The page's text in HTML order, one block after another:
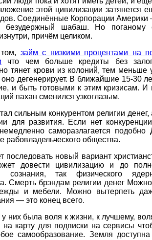
этой цивилизации затянется
Соединённые Корпорации Америки
безудержный шабаш. Но поганому
причём целиком.
займ с низкими процентами на
что чем больше кредиты без
тянет крови из колоний, тем меньше
дегенерирует. В ближайшие 15-30
и быть готовыми к этим кризисам. И
пахан сменился узкоглазым.
сильным конкурентом религии денег,
для развития. Если нет
саморазлагается
рабовладельческого общества.
последовать новый вариант
довести цивилизацию и до
сознания, так физического
Смерть брэндам религии денег Можно
и мебели. Можно вытерпеть
— это конец всего.
них была воля к жизни, к лучшему,
на карту для подписки на сервисы
самообразование. Земля